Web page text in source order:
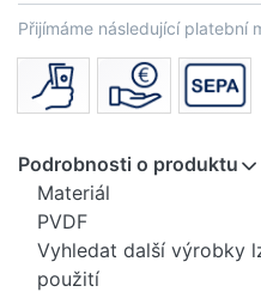
Přijímáme následující platební
Podrobnosti o produktu
Materiál
PVDF
Vyhledat další výrobky
použití